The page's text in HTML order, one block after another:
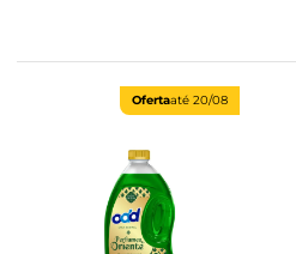
Ofertaaté 20/08